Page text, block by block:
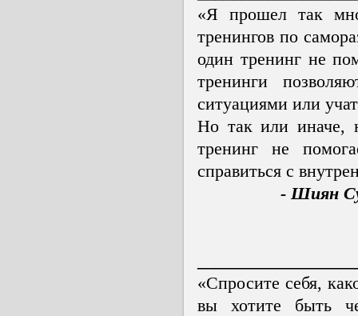
«Я прошел так
тренингов по
один тренинг не
тренинги
ситуациями или
Но так или иначе,
тренинг не
справиться с
- Шиян
«Спросите себя,
вы хотите быть